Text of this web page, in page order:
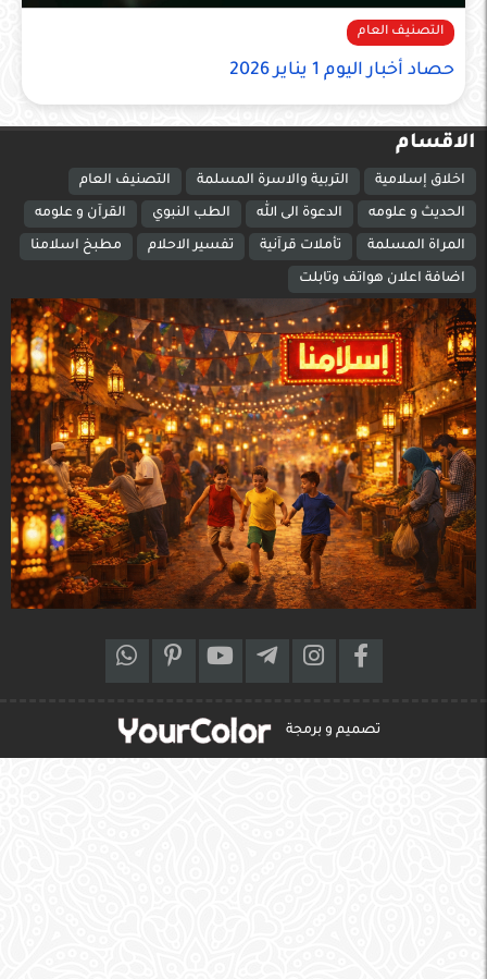
التصنيف العام
حصاد أخبار اليوم 1 يناير 2026
الاقسام
اخلاق إسلامية التربية والاسرة المسلمة التصنيف العام
الحديث و علومه الدعوة الى الله الطب النبوي القرآن و علومه
المراة المسلمة تأملات قرآنية تفسير الاحلام مطبخ اسلامنا
اضافة اعلان هواتف وتابلت
تصميم و برمجة